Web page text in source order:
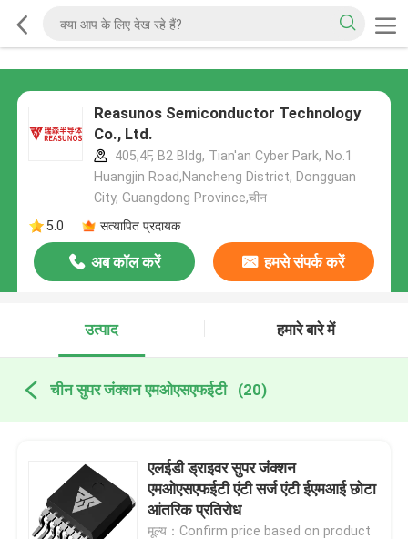
Reasunos Semiconductor Technology
Co., Ltd.
405,4F, B2 Bldg, Tian'an Cyber Park, No.1
Huangjin Road,Nancheng District, Dongguan
City, Guangdong Province,चीन
5.0
सत्यापित प्रदायक
अब कॉल करें हमसे संपर्क करें
उत्पाद हमारे बारे में
चीन सुपर जंक्शन एमओएसएफईटी (20)
एलईडी ड्राइवर सुपर जंक्शन
एमओएसएफईटी एंटी सर्ज एंटी ईएमआई छोटा
आंतरिक प्रतिरोध
मूल्य：Confirm price based on product